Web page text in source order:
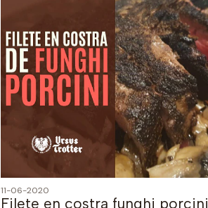
11-06-2020
Filete en costra funghi porcini